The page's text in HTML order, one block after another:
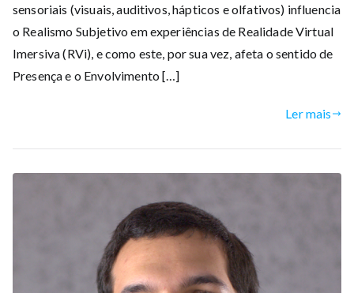
sensoriais (visuais, auditivos, hápticos e olfativos) influencia
o Realismo Subjetivo em experiências de Realidade Virtual
Imersiva (RVi), e como este, por sua vez, afeta o sentido de
Presença e o Envolvimento […]
Ler mais